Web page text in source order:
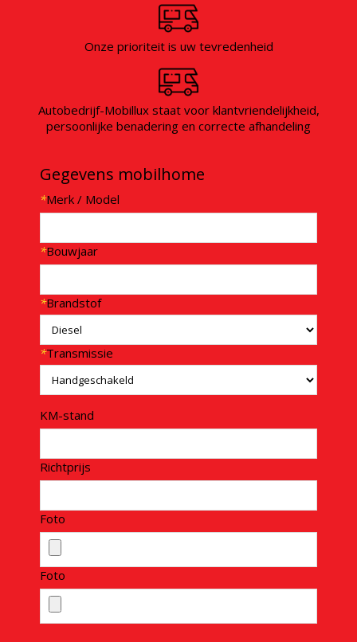
Onze prioriteit is uw tevredenheid
Autobedrijf-Mobillux staat voor klantvriendelijkheid,
persoonlijke benadering en correcte afhandeling
Gegevens mobilhome
*Merk / Model
*Bouwjaar
*Brandstof
*Transmissie
KM-stand
Richtprijs
Foto
Foto